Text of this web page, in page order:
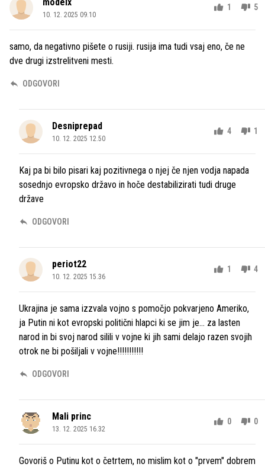
10. 12. 2025 09.10
1 5
samo, da negativno pišete o rusiji. rusija ima tudi vsaj eno, če ne
dve drugi izstrelitveni mesti.
ODGOVORI
Desniprepad
10. 12. 2025 12.50
4 1
Kaj pa bi bilo pisari kaj pozitivnega o njej če njen vodja napada
sosednjo evropsko državo in hoče destabilizirati tudi druge
države
ODGOVORI
periot22
10. 12. 2025 15.36
1 4
Ukrajina je sama izzvala vojno s pomočjo pokvarjeno Ameriko,
ja Putin ni kot evropski politični hlapci ki se jim je... za lasten
narod in bi svoj narod silili v vojne ki jih sami delajo razen svojih
otrok ne bi pošiljali v vojne!!!!!!!!!!!
ODGOVORI
Mali princ
13. 12. 2025 16.32
0 0
Govoriš o Putinu kot o četrtem, no mislim kot o "prvem" dobrem